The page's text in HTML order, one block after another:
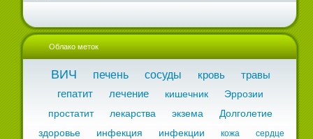
Облако меток
ВИЧ печень сосуды кровь
травы
гепатит
лечение кишечник
Эррозии
простатит
лекарства экзема
Долголетие
здоровье
инфекция инфекции кожа сердце